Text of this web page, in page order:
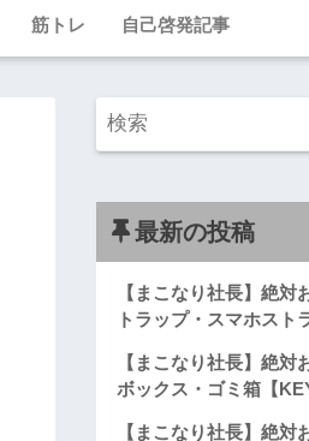
筋トレ 自己啓発記事
最新の投稿
【まこなり社長】絶
トラップ・スマホスト
【まこなり社長】絶対
ボックス・ゴミ箱【
【まこなり社長】絶